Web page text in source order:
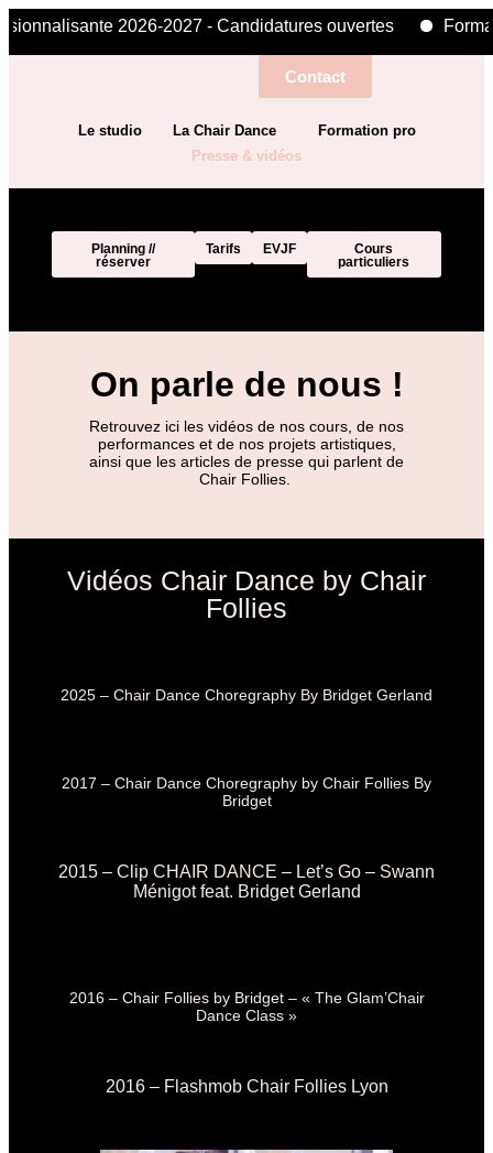
2026-2027 - Candidatures ouvertes
Contact
Le studio La Chair Dance
Formation pro
Presse & vidéos
Planning //
réserver
Tarifs EVJF
Cours
particuliers
On parle de nous !
Retrouvez ici les vidéos de nos cours, de nos
performances et de nos projets artistiques,
ainsi que les articles de presse qui parlent de
Chair Follies.
Vidéos Chair Dance by Chair
Follies
2025 – Chair Dance Choregraphy By Bridget Gerland
2017 – Chair Dance Choregraphy by Chair Follies By
Bridget
2015 – Clip CHAIR DANCE – Let’s Go – Swann
Ménigot feat. Bridget Gerland
2016 – Chair Follies by Bridget – « The Glam’Chair
Dance Class »
2016 – Flashmob Chair Follies Lyon